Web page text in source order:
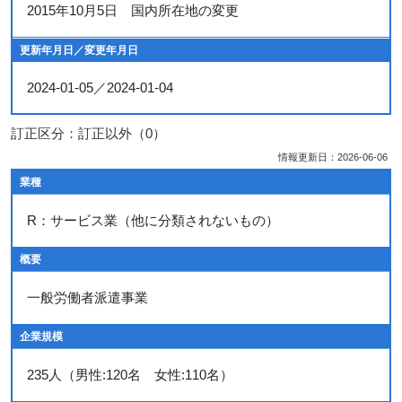
2015年10月5日 国内所在地の変更
更新年月日／変更年月日
2024-01-05／2024-01-04
訂正区分：訂正以外（0）
情報更新日：2026-06-06
業種
R：サービス業（他に分類されないもの）
概要
一般労働者派遣事業
企業規模
235人（男性:120名 女性:110名）